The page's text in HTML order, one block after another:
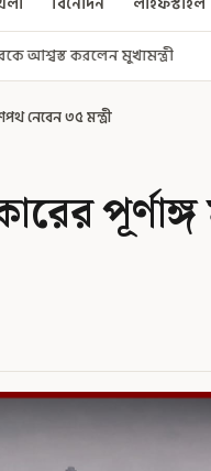
এগিয়ে গেল আরও একধাপ,
নেবেন ৩৫ মন্ত্রী
পূর্ণাঙ্গ